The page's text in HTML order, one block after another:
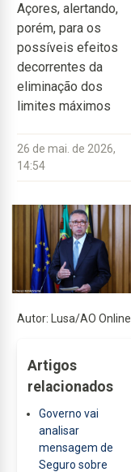
Açores, alertando,
porém, para os
possíveis efeitos
decorrentes da
eliminação dos
limites máximos
26 de mai. de 2026,
14:54
Autor: Lusa/AO Online
Artigos
relacionados
Governo vai
analisar
mensagem de
Seguro sobre